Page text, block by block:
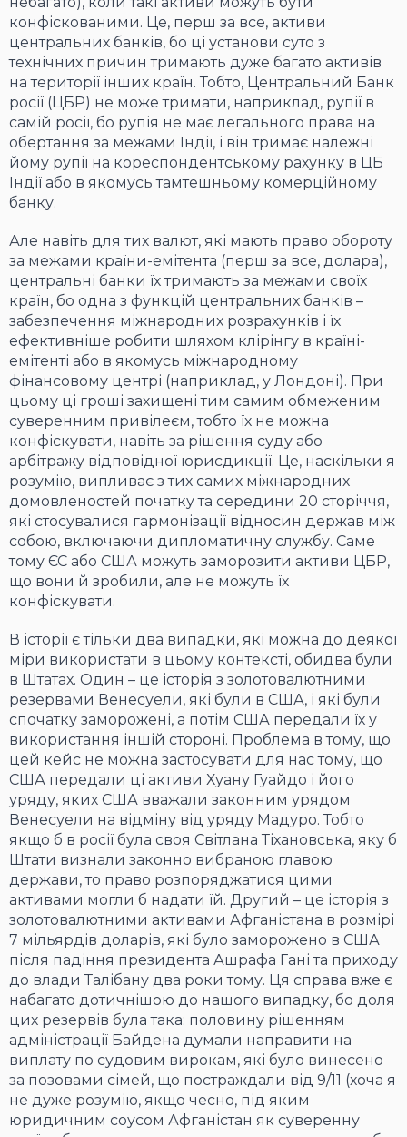
конфіскованими. Це, перш за все, активи
центральних банків, бо ці установи суто з
технічних причин тримають дуже багато активів
на території інших країн. Тобто, Центральний Банк
росії (ЦБР) не може тримати, наприклад, рупії в
самій росії, бо рупія не має легального права на
обертання за межами Індії, і він тримає належні
йому рупії на кореспондентському рахунку в ЦБ
Індії або в якомусь тамтешньому комерційному
банку.
Але навіть для тих валют, які мають право обороту
за межами країни-емітента (перш за все, долара),
центральні банки їх тримають за межами своїх
країн, бо одна з функцій центральних банків –
забезпечення міжнародних розрахунків і їх
ефективніше робити шляхом клірінгу в країні-
емітенті або в якомусь міжнародному
фінансовому центрі (наприклад, у Лондоні). При
цьому ці гроші захищені тим самим обмеженим
суверенним привілеєм, тобто їх не можна
конфіскувати, навіть за рішення суду або
арбітражу відповідної юрисдикції. Це, наскільки я
розумію, випливає з тих самих міжнародних
домовленостей початку та середини 20 сторіччя,
які стосувалися гармонізації відносин держав між
собою, включаючи дипломатичну службу. Саме
тому ЄС або США можуть заморозити активи ЦБР,
що вони й зробили, але не можуть їх
конфіскувати.
В історії є тільки два випадки, які можна до деякої
міри використати в цьому контексті, обидва були
в Штатах. Один – це історія з золотовалютними
резервами Венесуели, які були в США, і які були
спочатку заморожені, а потім США передали їх у
використання іншій стороні. Проблема в тому, що
цей кейс не можна застосувати для нас тому, що
США передали ці активи Хуану Гуайдо і його
уряду, яких США вважали законним урядом
Венесуели на відміну від уряду Мадуро. Тобто
якщо б в росії була своя Світлана Тіхановська, яку б
Штати визнали законно вибраною главою
держави, то право розпоряджатися цими
активами могли б надати їй. Другий – це історія з
золотовалютними активами Афганістана в розмірі
7 мільярдів доларів, які було заморожено в США
після падіння президента Ашрафа Гані та приходу
до влади Талібану два роки тому. Ця справа вже є
набагато дотичнішою до нашого випадку, бо доля
цих резервів була така: половину рішенням
адміністрації Байдена думали направити на
виплату по судовим вирокам, які було винесено
за позовами сімей, що постраждали від 9/11 (хоча я
не дуже розумію, якщо чесно, під яким
юридичним соусом Афганістан як суверенну